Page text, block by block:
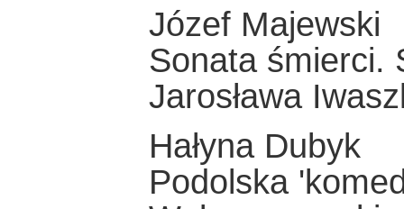
Józef Majewski
Sonata śmierci.
Jarosława
Hałyna Dubyk
Podolska